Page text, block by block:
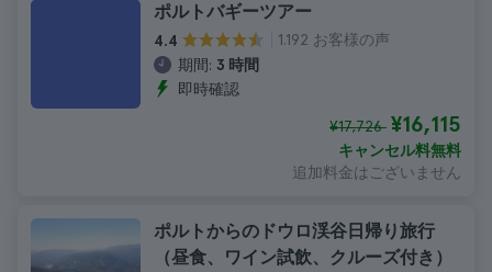
ポルトバギーツアー
4.4
1.192 お客様の声
期間: 3 時間
即時確認
¥17,726 ¥16,115
キャンセル料無料
追加料金はございません
ポルトからのドウロ渓谷日帰り旅行
（昼食、ワイン試飲、クルーズ付き）